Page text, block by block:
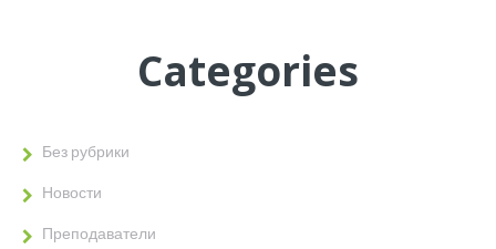
Categories
Без рубрики
Новости
Преподаватели